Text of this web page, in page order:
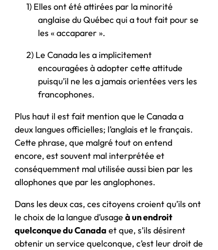
1) Elles ont été attirées par la minorité
anglaise du Québec qui a tout fait pour se
les « accaparer ».
2) Le Canada les a implicitement
encouragées à adopter cette attitude
puisqu’il ne les a jamais orientées vers les
francophones.
Plus haut il est fait mention que le Canada a
deux langues officielles; l’anglais et le français.
Cette phrase, que malgré tout on entend
encore, est souvent mal interprétée et
conséquemment mal utilisée aussi bien par les
allophones que par les anglophones.
Dans les deux cas, ces citoyens croient qu’ils ont
le choix de la langue d’usage à un endroit
quelconque du Canada et que, s’ils désirent
obtenir un service quelconque, c’est leur droit de